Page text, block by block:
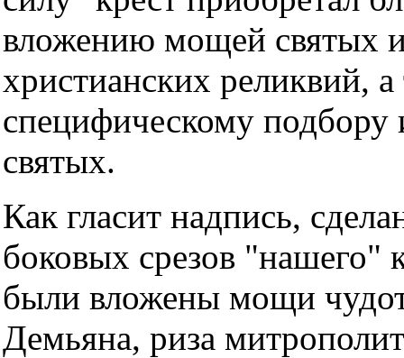
вложению мощей святых
христианских реликвий, а
специфическому
святых.
Как гласит надпись,
боковых срезов "нашего"
были вложены мощи
Демьяна, риза